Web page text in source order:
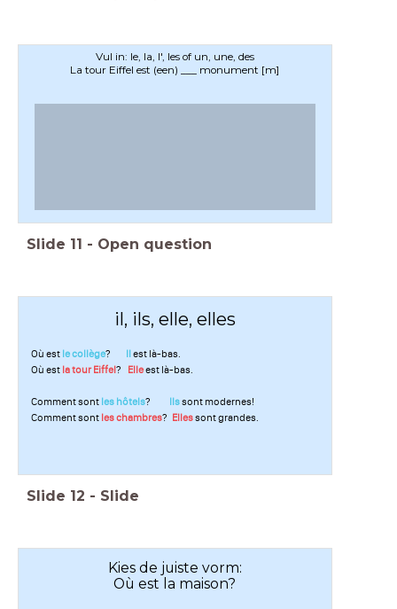
Vul in: le, la, l', les of un, une, des
La tour Eiffel est (een) ___ monument [m]
Slide 11 - Open question
il, ils, elle, elles
Où est le collège? Ilest là-bas.
Où est la tour Eiffel? Elleest là-bas.
Comment sontles hôtels? Ilssont modernes!
Comment sont les chambres? Ellessont grandes.
Slide 12 - Slide
Kies de juiste vorm:
Où est la maison?